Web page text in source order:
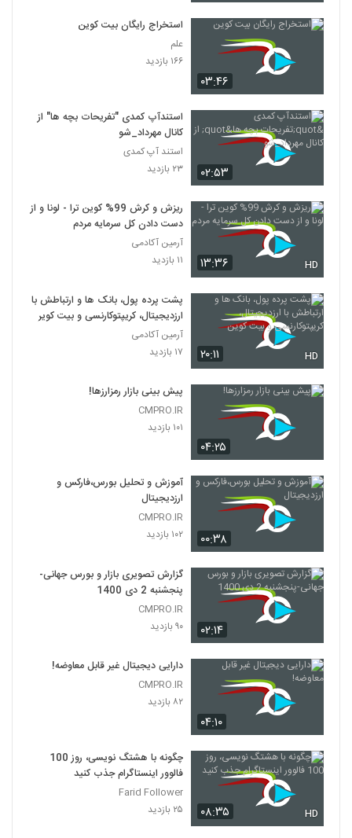
۰۳:۴۶
استخراج رایگان بیت کوین
علم
۱۶۶ بازدید
۰۲:۵۳
استندآپ کمدی "تفریحات بچه ها" از
کانال مهرداد_شو
استند آپ کمدی
۲۳ بازدید
۱۳:۳۶ HD
ریزش و کرش 99% کوین ترا - لونا و از
دست دادن کل سرمایه مردم
آرمین آکادمی
۱۱ بازدید
۲۰:۱۱ HD
پشت پرده پول، بانک ها و ارتباطش با
ارزدیجیتال، کریپتوکارنسی و بیت کوین
آرمین آکادمی
۱۷ بازدید
۰۴:۲۵
پیش بینی بازار رمزارزها!
CMPRO.IR
۱۰۱ بازدید
۰۰:۳۸
آموزش و تحلیل بورس،فارکس و
ارزدیجیتال
CMPRO.IR
۱۰۲ بازدید
۰۲:۱۴
گزارش تصویری بازار و بورس جهانی-
پنجشنبه 2 دی 1400
CMPRO.IR
۹۰ بازدید
۰۴:۱۰
دارایی دیجیتال غیر قابل معاوضه!
CMPRO.IR
۸۲ بازدید
۰۸:۳۵ HD
چگونه با هشتگ نویسی، روز 100
فالوور اینستاگرام جذب کنید
Farid Follower
۲۵ بازدید